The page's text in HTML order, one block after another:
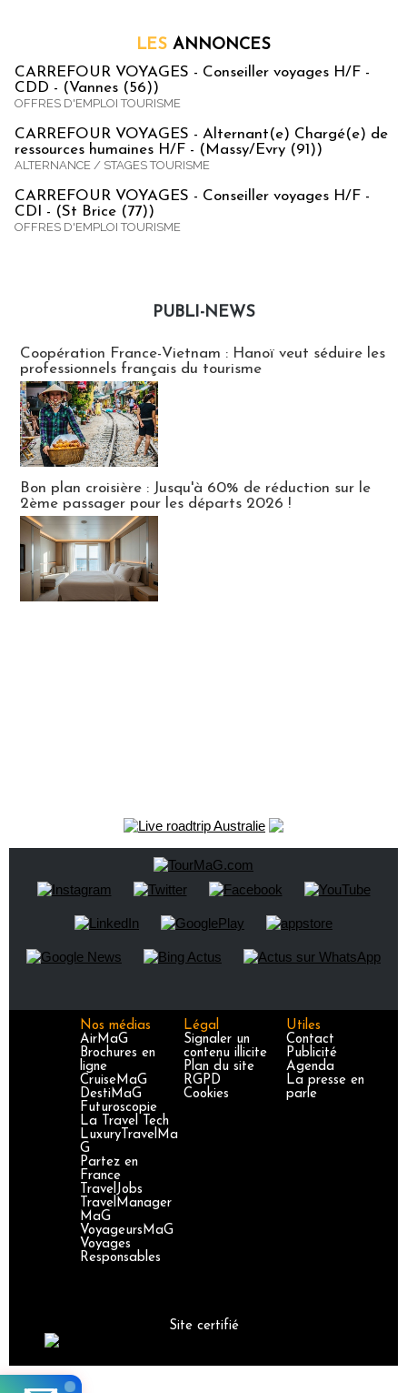
LES ANNONCES
CARREFOUR VOYAGES - Conseiller voyages H/F -
CDD - (Vannes (56))
OFFRES D'EMPLOI TOURISME
CARREFOUR VOYAGES - Alternant(e) Chargé(e) de
ressources humaines H/F - (Massy/Evry (91))
ALTERNANCE / STAGES TOURISME
CARREFOUR VOYAGES - Conseiller voyages H/F -
CDI - (St Brice (77))
OFFRES D'EMPLOI TOURISME
PUBLI-NEWS
Coopération France-Vietnam : Hanoï veut séduire les
professionnels français du tourisme
Bon plan croisière : Jusqu'à 60% de réduction sur le
2ème passager pour les départs 2026 !
Nos médias
AirMaG
Brochures en
ligne
CruiseMaG
DestiMaG
Futuroscopie
La Travel Tech
LuxuryTravelMa
G
Partez en
France
TravelJobs
TravelManager
MaG
VoyageursMaG
Voyages
Responsables
Légal
Signaler un
contenu illicite
Plan du site
RGPD
Cookies
Utiles
Contact
Publicité
Agenda
La presse en
parle
Site certifié